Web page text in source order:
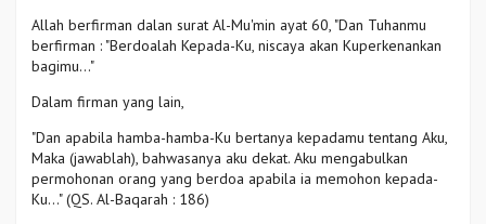
Allah berfirman dalan surat Al-Mu'min ayat 60, "Dan Tuhanmu
berfirman : "Berdoalah Kepada-Ku, niscaya akan Kuperkenankan
bagimu..."
Dalam firman yang lain,
"Dan apabila hamba-hamba-Ku bertanya kepadamu tentang Aku,
Maka (jawablah), bahwasanya aku dekat. Aku mengabulkan
permohonan orang yang berdoa apabila ia memohon kepada-
Ku..." (QS. Al-Baqarah : 186)